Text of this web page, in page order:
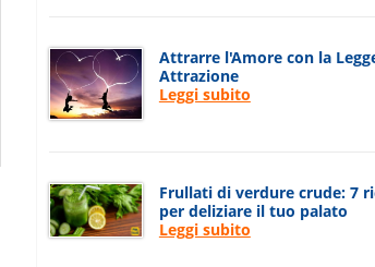
Attrarre l'Amore con la
Attrazione
Leggi subito
Frullati di verdure crude: 7
per deliziare il tuo palato
Leggi subito